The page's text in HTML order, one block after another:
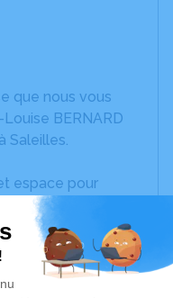
que nous vous
BERNARD
Saleilles.
espace pour
des photos
vos pensées
Cet endroit
honorer la